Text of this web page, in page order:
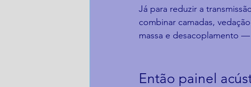
Já para reduzir a
combinar camadas,
massa e desacoplamento
Então painel